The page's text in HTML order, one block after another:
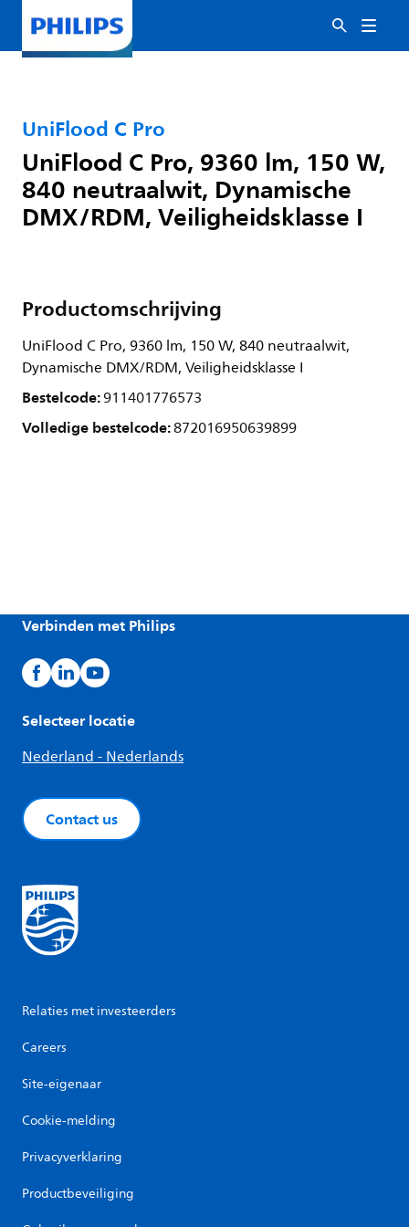
UniFlood C Pro
UniFlood C Pro, 9360 lm, 150 W,
840 neutraalwit, Dynamische
DMX/RDM, Veiligheidsklasse I
Productomschrijving
UniFlood C Pro, 9360 lm, 150 W, 840 neutraalwit,
Dynamische DMX/RDM, Veiligheidsklasse I
Bestelcode:911401776573
Volledige bestelcode:872016950639899
Verbinden met Philips
Selecteer locatie
Nederland - Nederlands
Contact us
Relaties met investeerders
Careers
Site-eigenaar
Cookie-melding
Privacyverklaring
Productbeveiliging